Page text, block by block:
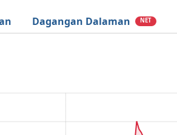
Dagangan Dalaman NET